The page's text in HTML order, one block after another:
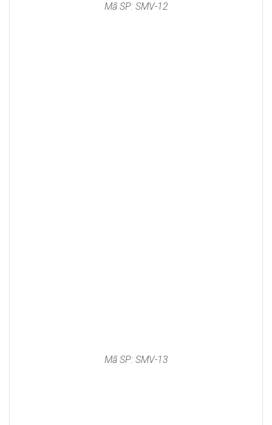
Mã SP: SMV-12
Mã SP: SMV-13